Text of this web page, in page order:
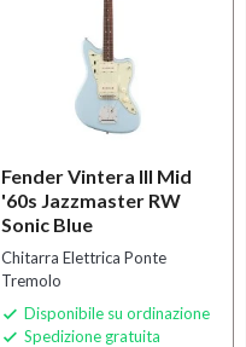
Fender Vintera III Mid
'60s Jazzmaster RW
Sonic Blue
Chitarra Elettrica Ponte
Tremolo
 Disponibile su ordinazione
 Spedizione gratuita